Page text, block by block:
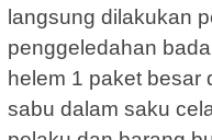
langsung dilakukan
penggeledahan
helem 1 paket besar
sabu dalam saku